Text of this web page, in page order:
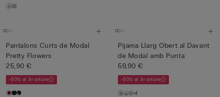
Pantalons Curts de Modal
Pretty Flowers
25,90 €
-50% al 3r article
Pijama Llarg Obert al Davant
de Modal amb Punta
59,90 €
-50% al 3r article
+1